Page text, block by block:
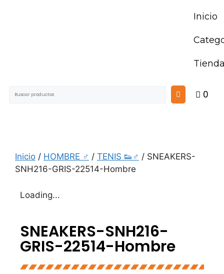
Inicio
0
Inicio / HOMBRE ♂ / TENIS 👟♂ / SNEAKERS-
SNH216-GRIS-22514-Hombre
Loading...
SNEAKERS-SNH216-
GRIS-22514-Hombre